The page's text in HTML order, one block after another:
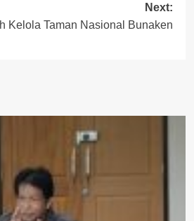
Next:
Kelola Taman Nasional Bunaken